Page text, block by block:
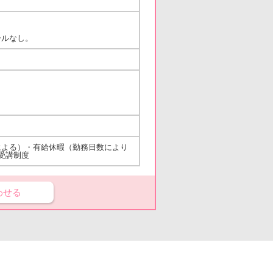
なし。
る）・有給休暇（勤務日数により
講制度
せる